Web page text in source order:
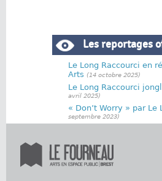
Les reportages
Le Long Raccourci en
Arts (14 octobre 2025)
Le Long Raccourci
avril 2025)
« Don’t Worry » par Le
septembre 2023)